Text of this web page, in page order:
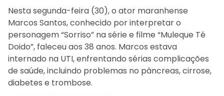
Nesta segunda-feira (30), o ator maranhense
Marcos Santos, conhecido por interpretar o
personagem “Sorriso” na série e filme “Muleque Té
Doido”, faleceu aos 38 anos. Marcos estava
internado na UTI, enfrentando sérias complicações
de saúde, incluindo problemas no pâncreas, cirrose,
diabetes e trombose.